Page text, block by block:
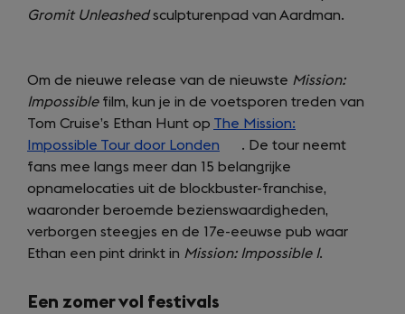
tab)new
a
Gromit Unleashedsculpturenpad van Aardman.
Om de nieuwe release van de nieuwste Mission:
Impossiblefilm, kun je in de voetsporen treden van
Tom Cruise’s Ethan Hunt op The Mission:
in
new
tab)
Impossible Tour door Londen (opens
in
a
new
tab)
. De tour neemt
fans mee langs meer dan 15 belangrijke
opnamelocaties uit de blockbuster-franchise,
waaronder beroemde bezienswaardigheden,
verborgen steegjes en de 17e-eeuwse pub waar
Ethan een pint drinkt in Mission: Impossible I.
Een zomer vol festivals